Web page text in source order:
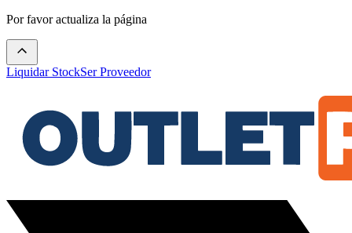
Por favor actualiza la página
Liquidar StockSer Proveedor